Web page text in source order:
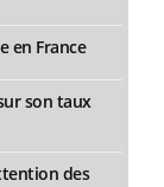
en France
son taux
des